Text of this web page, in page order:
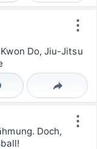
⋮
Do, Jiu-Jitsu
Teilen
⋮
Doch,